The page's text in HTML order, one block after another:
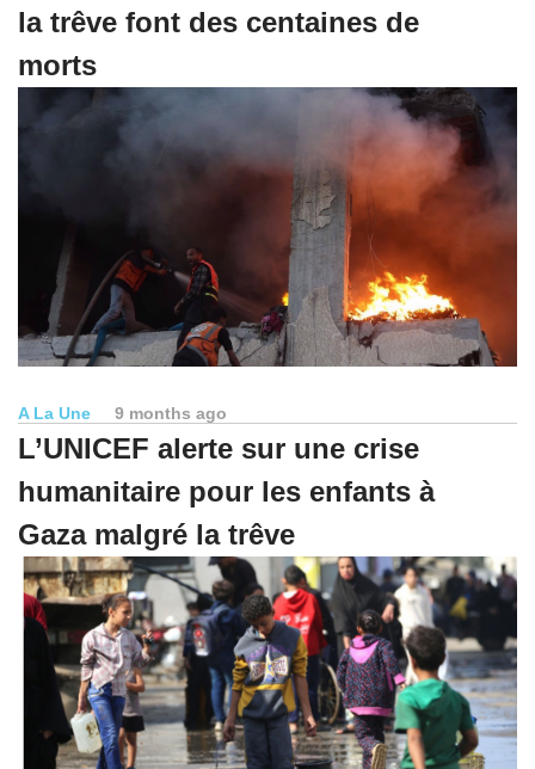
la trêve font des centaines de
morts
A La Une 9 months ago
L’UNICEF alerte sur une crise
humanitaire pour les enfants à
Gaza malgré la trêve